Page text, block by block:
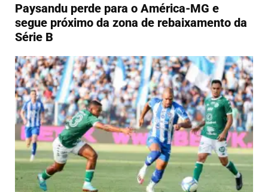
Paysandu perde para o América-MG e
segue próximo da zona de rebaixamento da
Série B